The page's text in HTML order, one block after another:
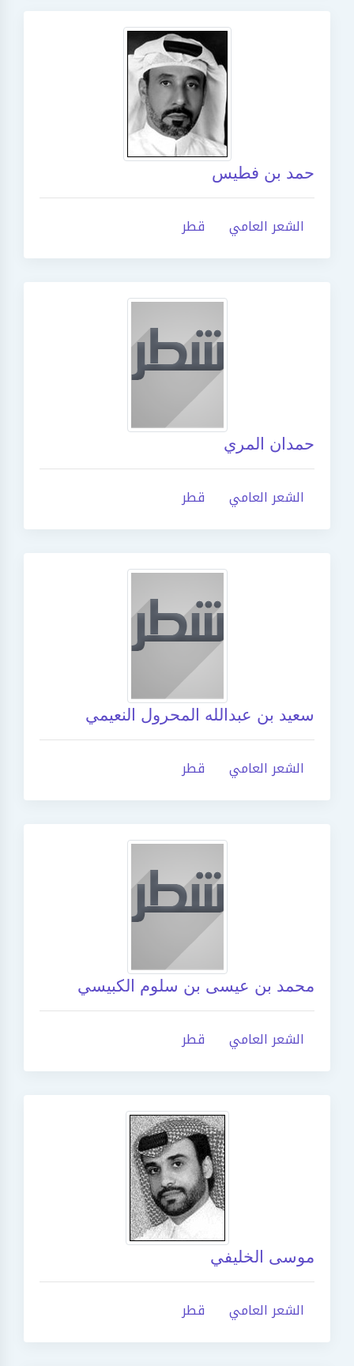
حمد بن فطيس
الشعر العامي قطر
حمدان المري
الشعر العامي قطر
سعيد بن عبدالله المحرول النعيمي
الشعر العامي قطر
محمد بن عيسى بن سلوم الكبيسي
الشعر العامي قطر
موسى الخليفي
الشعر العامي قطر